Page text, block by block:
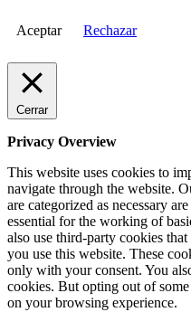
Aceptar Rechazar
Cerrar
Privacy Overview
This website uses cookies to
navigate through the website.
are categorized as necessary
essential for the working of
also use third-party cookies
you use this website. These
only with your consent. You
cookies. But opting out of
on your browsing experience.